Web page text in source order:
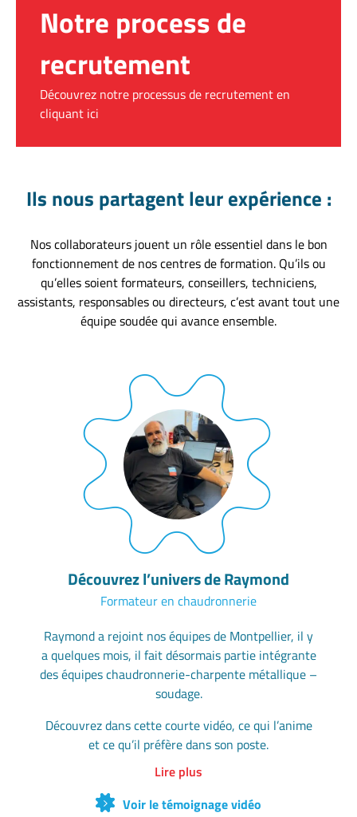
Notre process de
recrutement
Découvrez notre processus de recrutement en
cliquant ici
Ils nous partagent leur expérience :
Nos collaborateurs jouent un rôle essentiel dans le bon
fonctionnement de nos centres de formation. Qu’ils ou
qu’elles soient formateurs, conseillers, techniciens,
assistants, responsables ou directeurs, c’est avant tout une
équipe soudée qui avance ensemble.
Découvrez l’univers de Raymond
Formateur en chaudronnerie
Raymond a rejoint nos équipes de Montpellier, il y
a quelques mois, il fait désormais partie intégrante
des équipes chaudronnerie-charpente métallique –
soudage.
Découvrez dans cette courte vidéo, ce qui l’anime
et ce qu’il préfère dans son poste.
Lire plus
Voir le témoignage vidéo